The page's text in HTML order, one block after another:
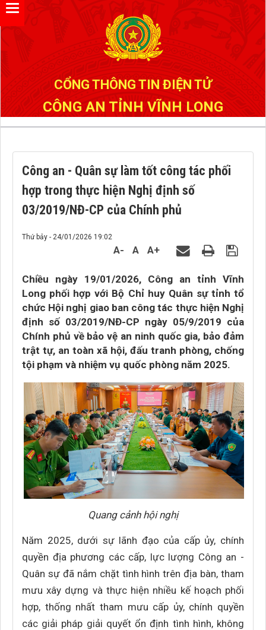
CỔNG THÔNG TIN ĐIỆN TỬ
CÔNG AN TỈNH VĨNH LONG
Công an - Quân sự làm tốt công tác phối
hợp trong thực hiện Nghị định số
03/2019/NĐ-CP của Chính phủ
Thứ bảy - 24/01/2026 19:02
A- A A+
Chiều ngày 19/01/2026, Công an tỉnh Vĩnh
Long phối hợp với Bộ Chỉ huy Quân sự tỉnh tổ
chức Hội nghị giao ban công tác thực hiện Nghị
định số 03/2019/NĐ-CP ngày 05/9/2019 của
Chính phủ về bảo vệ an ninh quốc gia, bảo đảm
trật tự, an toàn xã hội, đấu tranh phòng, chống
tội phạm và nhiệm vụ quốc phòng năm 2025.
Quang cảnh hội nghị
Năm 2025, dưới sự lãnh đạo của cấp ủy, chính
quyền địa phương các cấp, lực lượng Công an -
Quân sự đã nắm chặt tình hình trên địa bàn, tham
mưu xây dựng và thực hiện nhiều kế hoạch phối
hợp, thống nhất tham mưu cấp ủy, chính quyền
các giải pháp giải quyết ổn định tình hình, không